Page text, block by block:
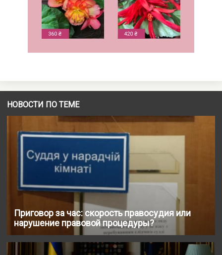
НОВОСТИ ПО ТЕМЕ
Приговор за час: скорость правосудия или
нарушение правовой процедуры?